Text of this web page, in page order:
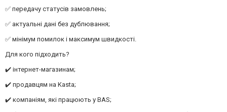
✅ передачу статусів замовлень;
✅ актуальні дані без дублювання;
✅ мінімум помилок і максимум швидкості.
Для кого підходить?
✔️ інтернет-магазинам;
✔️ продавцям на Kasta;
✔️ компаніям, які працюють у BAS;